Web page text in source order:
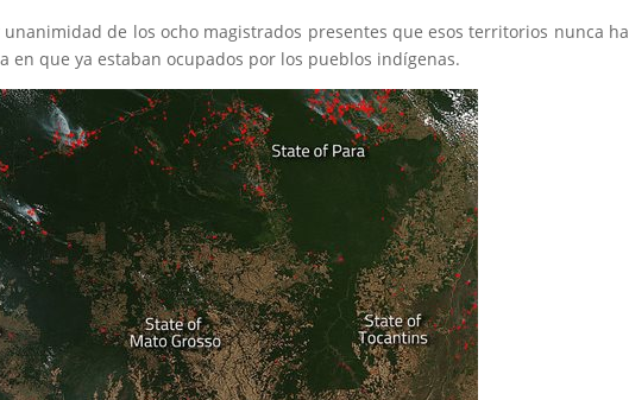
de los ocho magistrados presentes que esos territorios nunca
en que ya estaban ocupados por los pueblos indígenas.